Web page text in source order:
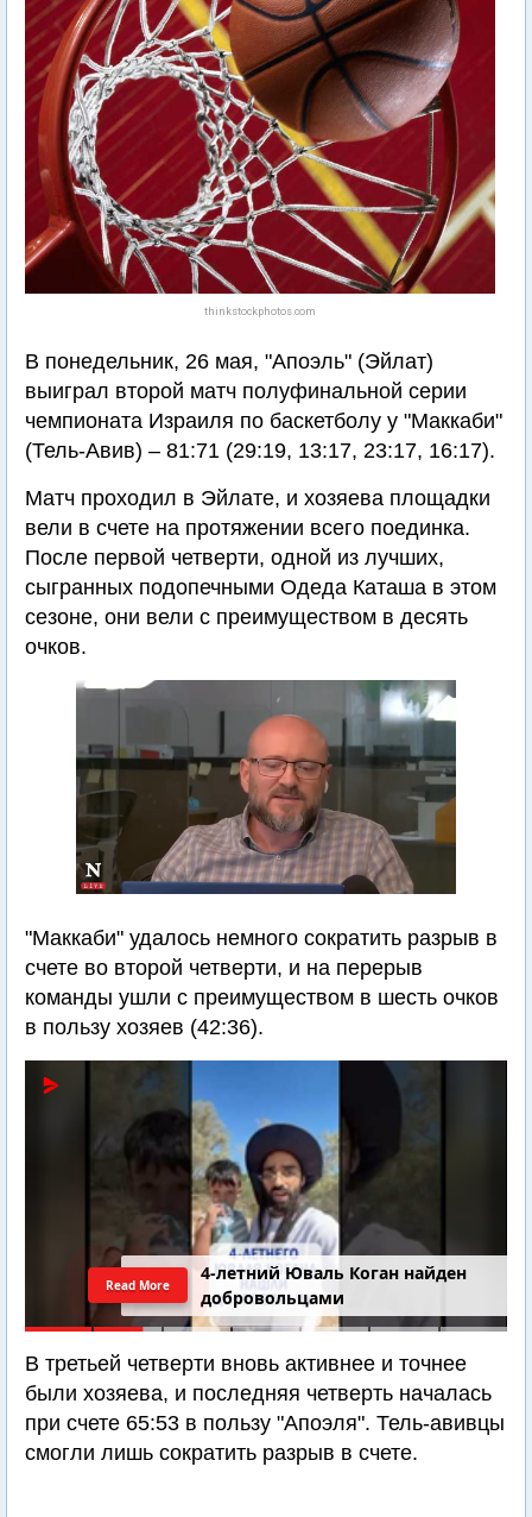
thinkstockphotos.com
В понедельник, 26 мая, "Апоэль" (Эйлат)
выиграл второй матч полуфинальной серии
чемпионата Израиля по баскетболу у "Маккаби"
(Тель-Авив) – 81:71 (29:19, 13:17, 23:17, 16:17).
Матч проходил в Эйлате, и хозяева площадки
вели в счете на протяжении всего поединка.
После первой четверти, одной из лучших,
сыгранных подопечными Одеда Каташа в этом
сезоне, они вели с преимуществом в десять
очков.
"Маккаби" удалось немного сократить разрыв в
счете во второй четверти, и на перерыв
команды ушли с преимуществом в шесть очков
в пользу хозяев (42:36).
4-летний Юваль Коган найден
добровольцами
Read More
В третьей четверти вновь активнее и точнее
были хозяева, и последняя четверть началась
при счете 65:53 в пользу "Апоэля". Тель-авивцы
смогли лишь сократить разрыв в счете.